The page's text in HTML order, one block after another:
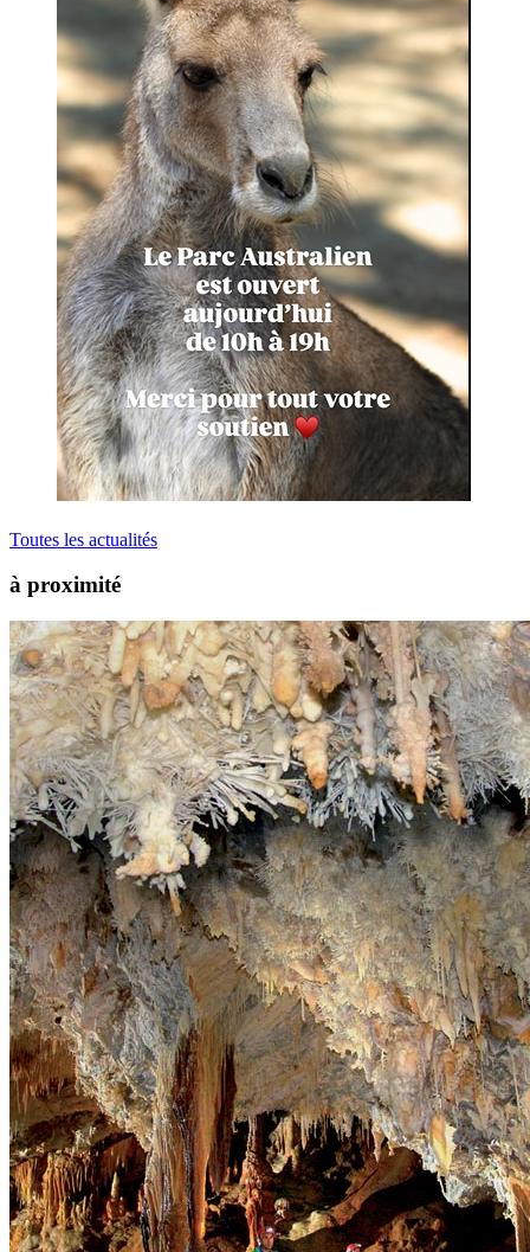
Toutes les actualités
à proximité